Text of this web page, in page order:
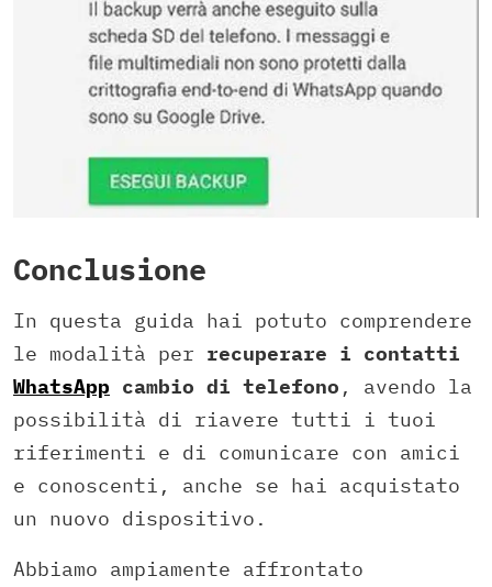
Conclusione
In questa guida hai potuto comprendere
le modalità per recuperare i contatti
WhatsApp cambio di telefono , avendo la
possibilità di riavere tutti i tuoi
riferimenti e di comunicare con amici
e conoscenti, anche se hai acquistato
un nuovo dispositivo.
Abbiamo ampiamente affrontato